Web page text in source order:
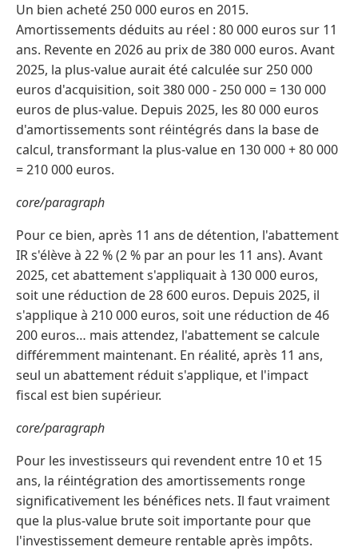
Un bien acheté 250 000 euros en 2015.
Amortissements déduits au réel : 80 000 euros sur 11
ans. Revente en 2026 au prix de 380 000 euros. Avant
2025, la plus-value aurait été calculée sur 250 000
euros d'acquisition, soit 380 000 - 250 000 = 130 000
euros de plus-value. Depuis 2025, les 80 000 euros
d'amortissements sont réintégrés dans la base de
calcul, transformant la plus-value en 130 000 + 80 000
= 210 000 euros.
core/paragraph
Pour ce bien, après 11 ans de détention, l'abattement
IR s'élève à 22 % (2 % par an pour les 11 ans). Avant
2025, cet abattement s'appliquait à 130 000 euros,
soit une réduction de 28 600 euros. Depuis 2025, il
s'applique à 210 000 euros, soit une réduction de 46
200 euros… mais attendez, l'abattement se calcule
différemment maintenant. En réalité, après 11 ans,
seul un abattement réduit s'applique, et l'impact
fiscal est bien supérieur.
core/paragraph
Pour les investisseurs qui revendent entre 10 et 15
ans, la réintégration des amortissements ronge
significativement les bénéfices nets. Il faut vraiment
que la plus-value brute soit importante pour que
l'investissement demeure rentable après impôts.